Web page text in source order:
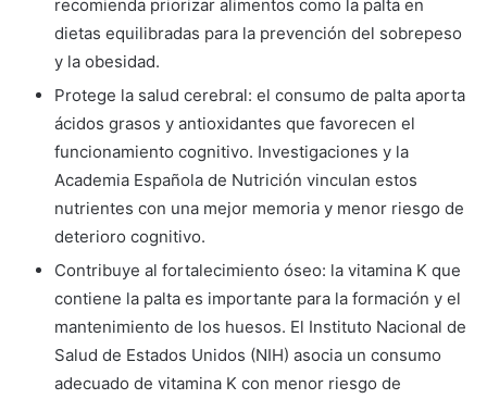
recomienda priorizar alimentos como la palta en
dietas equilibradas para la prevención del sobrepeso
y la obesidad.
Protege la salud cerebral: el consumo de palta aporta
ácidos grasos y antioxidantes que favorecen el
funcionamiento cognitivo. Investigaciones y la
Academia Española de Nutrición vinculan estos
nutrientes con una mejor memoria y menor riesgo de
deterioro cognitivo.
Contribuye al fortalecimiento óseo: la vitamina K que
contiene la palta es importante para la formación y el
mantenimiento de los huesos. El Instituto Nacional de
Salud de Estados Unidos (NIH) asocia un consumo
adecuado de vitamina K con menor riesgo de